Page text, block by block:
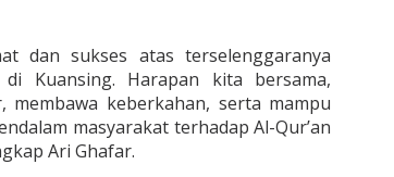
dan sukses atas terselenggaranya
Kuansing. Harapan kita bersama,
membawa keberkahan, serta mampu
masyarakat terhadap Al-Qur’an
Ari Ghafar.